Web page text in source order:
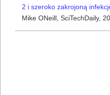
2 i szeroko zakrojoną
Mike ONeill, SciTechDaily,